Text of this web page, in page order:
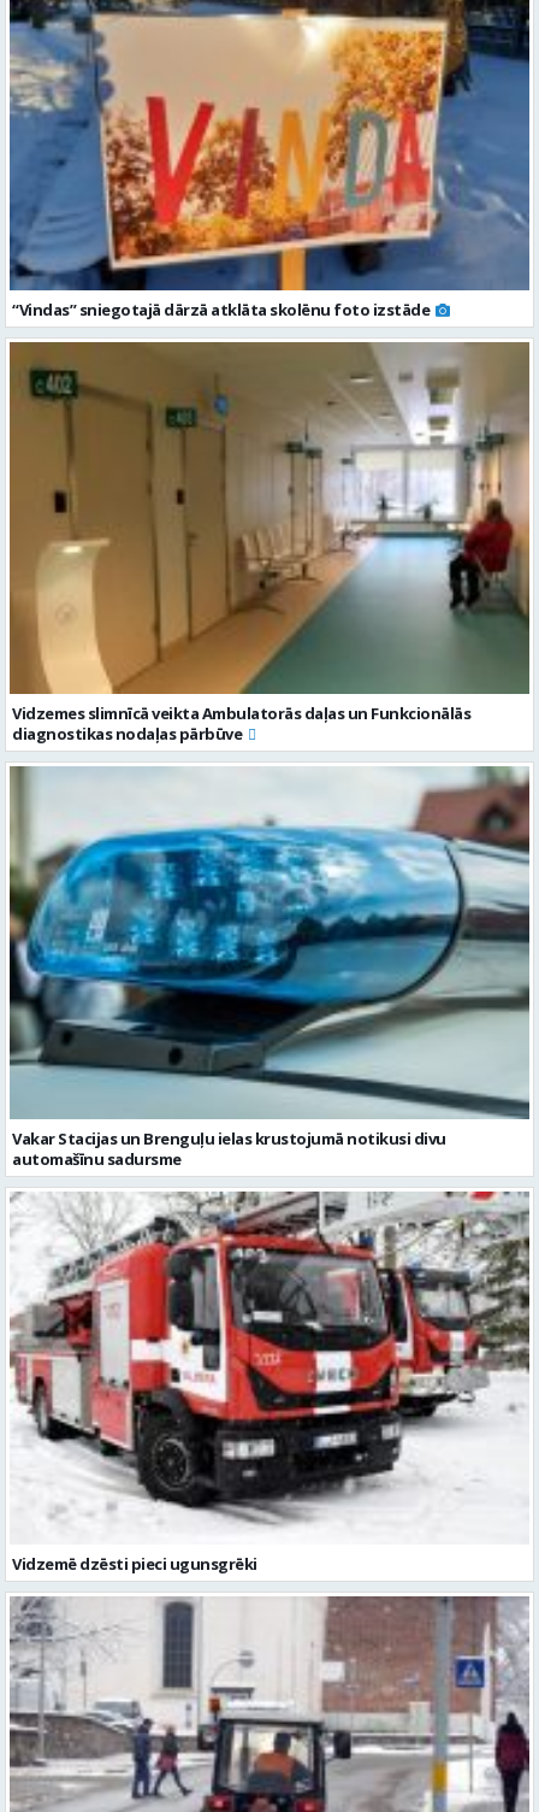
“Vindas” sniegotajā dārzā atklāta skolēnu foto izstāde
Vidzemes slimnīcā veikta Ambulatorās daļas un Funkcionālās
diagnostikas nodaļas pārbūve
Vakar Stacijas un Brenguļu ielas krustojumā notikusi divu
automašīnu sadursme
Vidzemē dzēsti pieci ugunsgrēki